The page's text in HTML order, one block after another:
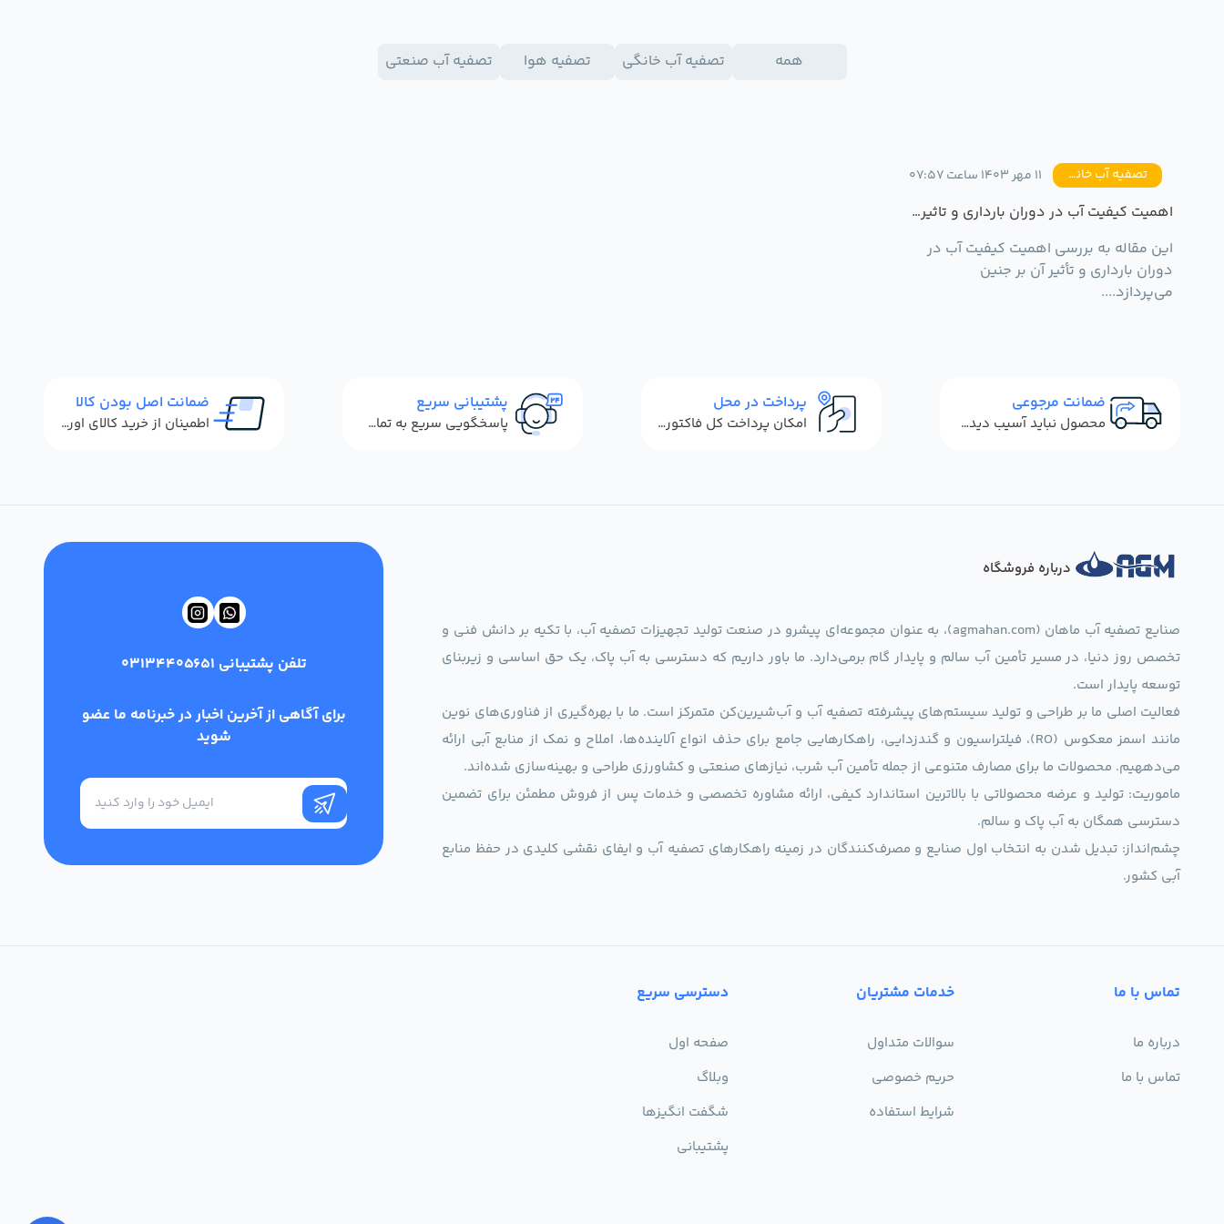
همه تصفیه آب خانگی تصفیه هوا تصفیه آب صنعتی
تصفیه آب خانگی 11 مهر 1403 ساعت 07:57
اهمیت کیفیت آب در دوران بارداری و تاثیر آن بر جنین
این مقاله به بررسی اهمیت کیفیت آب در
دوران بارداری و تأثیر آن بر جنین
می‌پردازد....
ضمانت مرجوعی
محصول نباید آسیب دیده باشد
پرداخت در محل
امکان پرداخت کل فاکتور در محل
پشتیبانی سریع
پاسخگویی سریع به تماس‌ها و پیام‌ها
ضمانت اصل بودن کالا
اطمینان از خرید کالای اورجینال
درباره فروشگاه
صنایع تصفیه آب ماهان (agmahan.com)، به عنوان مجموعه‌ای پیشرو در صنعت تولید تجهیزات تصفیه آب، با تکیه بر دانش فنی و
تخصص روز دنیا، در مسیر تأمین آب سالم و پایدار گام برمی‌دارد. ما باور داریم که دسترسی به آب پاک، یک حق اساسی و زیربنای
توسعه پایدار است.
فعالیت اصلی ما بر طراحی و تولید سیستم‌های پیشرفته تصفیه آب و آب‌شیرین‌کن متمرکز است. ما با بهره‌گیری از فناوری‌های نوین
مانند اسمز معکوس (RO)، فیلتراسیون و گندزدایی، راهکارهایی جامع برای حذف انواع آلاینده‌ها، املاح و نمک از منابع آبی ارائه
می‌دههیم. محصولات ما برای مصارف متنوعی از جمله تأمین آب شرب، نیازهای صنعتی و کشاورزی طراحی و بهینه‌سازی شده‌اند.
ماموریت: تولید و عرضه محصولاتی با بالاترین استاندارد کیفی، ارائه مشاوره تخصصی و خدمات پس از فروش مطمئن برای تضمین
دسترسی همگان به آب پاک و سالم.
چشم‌انداز: تبدیل شدن به انتخاب اول صنایع و مصرف‌کنندگان در زمینه راهکارهای تصفیه آب و ایفای نقشی کلیدی در حفظ منابع
آبی کشور.
تلفن پشتیبانی 03134405651
برای آگاهی از آخرین اخبار در خبرنامه ما عضو
شوید
تماس با ما
درباره ما
تماس با ما
خدمات مشتریان
سوالات متداول
حریم خصوصی
شرایط استفاده
دسترسی سریع
صفحه اول
وبلاگ
شگفت انگیزها
پشتیبانی